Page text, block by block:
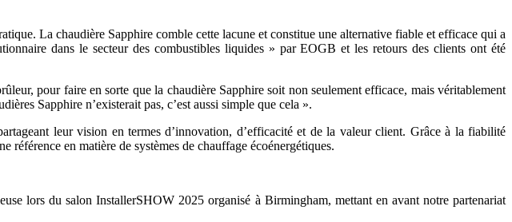
La chaudière Sapphire comble cette lacune et constitue une alternative fiable et efficace qui a
dans le secteur des combustibles liquides » par EOGB et les retours des clients ont été
pour faire en sorte que la chaudière Sapphire soit non seulement efficace, mais véritablement
Sapphire n’existerait pas, c’est aussi simple que cela ».
leur vision en termes d’innovation, d’efficacité et de la valeur client. Grâce à la fiabilité
référence en matière de systèmes de chauffage écoénergétiques.
lors du salon InstallerSHOW 2025 organisé à Birmingham, mettant en avant notre partenariat